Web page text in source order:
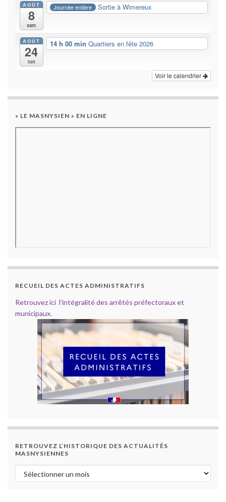
AOÛT
8
sam
Journée entière Sortie à Wimereux
AOÛT
24
lun
14 h 00 min Quartiers en fête 2026
Voir le calendrier
« LE MASNYSIEN » EN LIGNE
RECUEIL DES ACTES ADMINISTRATIFS
Retrouvez ici l’intégralité des arrêtés préfectoraux et
municipaux.
RETROUVEZ L’HISTORIQUE DES ACTUALITÉS
MASNYSIENNES
Retrouvez l’historique des actualités masnysiennes